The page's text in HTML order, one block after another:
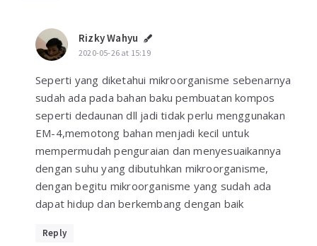
Rizky Wahyu
2020-05-26 at 15:19
Seperti yang diketahui mikroorganisme sebenarnya
sudah ada pada bahan baku pembuatan kompos
seperti dedaunan dll jadi tidak perlu menggunakan
EM-4,memotong bahan menjadi kecil untuk
mempermudah penguraian dan menyesuaikannya
dengan suhu yang dibutuhkan mikroorganisme,
dengan begitu mikroorganisme yang sudah ada
dapat hidup dan berkembang dengan baik
Reply